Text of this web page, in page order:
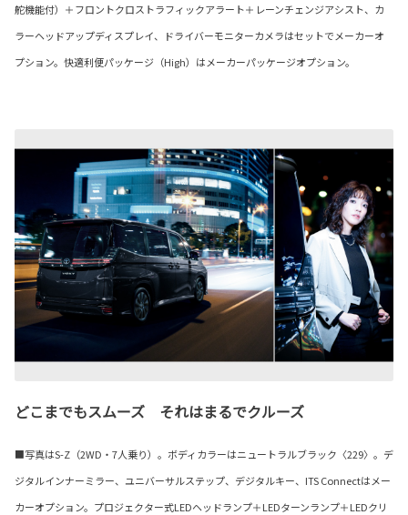
舵機能付）＋フロントクロストラフィックアラート＋レーンチェンジアシスト、カ
ラーヘッドアップディスプレイ、ドライバーモニターカメラはセットでメーカーオ
プション。快適利便パッケージ（High）はメーカーパッケージオプション。
どこまでもスムーズ それはまるでクルーズ
■写真はS-Z（2WD・7人乗り）。ボディカラーはニュートラルブラック〈229〉。デ
ジタルインナーミラー、ユニバーサルステップ、デジタルキー、ITS Connectはメー
カーオプション。プロジェクター式LEDヘッドランプ＋LEDターンランプ＋LEDクリ